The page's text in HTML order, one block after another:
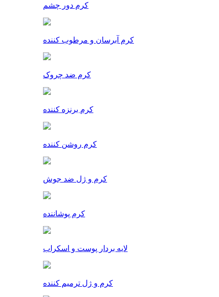
کرم دور چشم
کرم آبرسان و مرطوب کننده
کرم ضد چروک
کرم برنزه کننده
کرم روشن کننده
کرم و ژل ضد جوش
کرم پوشاننده
لایه بردار پوست و اسکراب
کرم و ژل ترمیم کننده